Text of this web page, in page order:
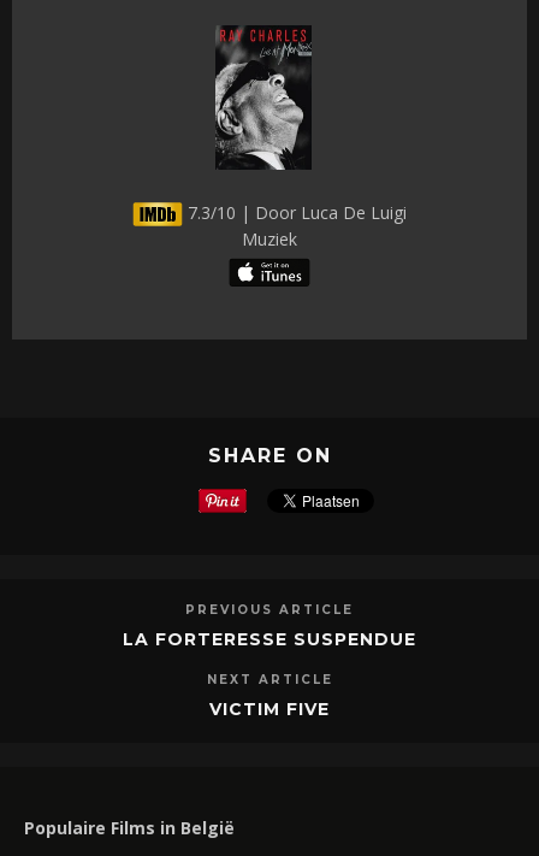
7.3/10 | Door Luca De Luigi
Muziek
SHARE ON
PREVIOUS ARTICLE
LA FORTERESSE SUSPENDUE
NEXT ARTICLE
VICTIM FIVE
Populaire Films in België